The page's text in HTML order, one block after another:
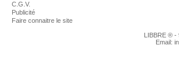
C.G.V.
Publicité
Faire connaitre le site
LIBBRE ® -
Email: